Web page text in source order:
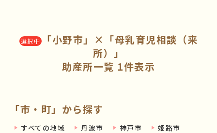
選択中
「小野市」×「母乳育児相談（来
所）」
助産所一覧 1件表示
「市・町」から探す
すべての地域 丹波市 神戸市
姫路市